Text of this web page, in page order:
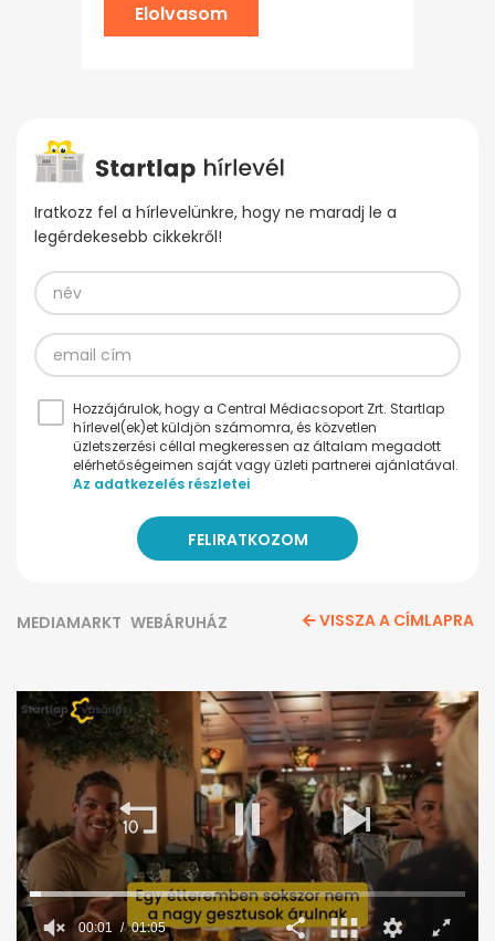
Elolvasom
Iratkozz fel a hírlevelünkre, hogy ne maradj le a
legérdekesebb cikkekről!
Hozzájárulok, hogy a Central Médiacsoport Zrt. Startlap
hírlevel(ek)et küldjön számomra, és közvetlen
üzletszerzési céllal megkeressen az általam megadott
elérhetőségeimen saját vagy üzleti partnerei ajánlatával.
Az adatkezelés részletei
MEDIAMARKT WEBÁRUHÁZ VISSZA A CÍMLAPRA
00:02 01:05